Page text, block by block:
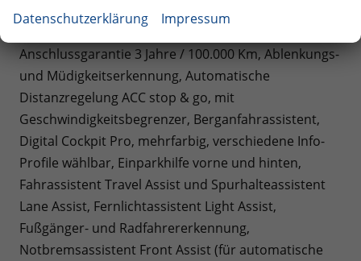
der äußeren Rücksitzplätze in Stoff Life, Vordersitze
beheizbar, Vordersitze mit Höheneinstellung,
Anschlussgarantie 3 Jahre / 100.000 Km, Ablenkungs-
und Müdigkeitserkennung, Automatische
Distanzregelung ACC stop & go, mit
Geschwindigkeitsbegrenzer, Berganfahrassistent,
Digital Cockpit Pro, mehrfarbig, verschiedene Info-
Profile wählbar, Einparkhilfe vorne und hinten,
Fahrassistent Travel Assist und Spurhalteassistent
Lane Assist, Fernlichtassistent Light Assist,
Fußgänger- und Radfahrererkennung,
Notbremsassistent Front Assist (für automatische
Datenschutzerklärung Impressum